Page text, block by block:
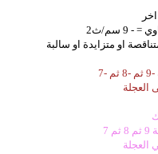
9 سم/ث2
او متزايدة او سالبة
7
العجلة
7
العجلة